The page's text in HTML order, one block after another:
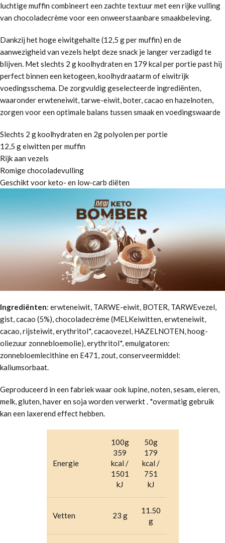
luchtige muffin combineert een zachte textuur met een rijke vulling
van chocoladecrème voor een onweerstaanbare smaakbeleving.
Dankzij het hoge eiwitgehalte (12,5 g per muffin) en de
aanwezigheid van vezels helpt deze snack je langer verzadigd te
blijven. Met slechts 2 g koolhydraten en 179 kcal per portie past hij
perfect binnen een ketogeen, koolhydraatarm of eiwitrijk
voedingsschema. De zorgvuldig geselecteerde ingrediënten,
waaronder erwteneiwit, tarwe-eiwit, boter, cacao en hazelnoten,
zorgen voor een optimale balans tussen smaak en voedingswaarde
Slechts 2 g koolhydraten en 2g polyolen per portie
12,5 g eiwitten per muffin
Rijk aan vezels
Romige chocoladevulling
Geschikt voor keto- en low-carb diëten
Ingrediënten: erwteneiwit, TARWE-eiwit, BOTER, TARWEvezel,
gist, cacao (5%), chocoladecrème (MELKeiwitten, erwteneiwit,
cacao, rijsteiwit, erythritol*, cacaovezel, HAZELNOTEN, hoog-
oliezuur zonnebloemolie), erythritol*, emulgatoren:
zonnebloemlecithine en E471, zout, conserveermiddel:
kaliumsorbaat.
Geproduceerd in een fabriek waar ook lupine, noten, sesam, eieren,
melk, gluten, haver en soja worden verwerkt . *overmatig gebruik
kan een laxerend effect hebben.
Energie
100g
359
kcal /
1501
kJ
50g
179
kcal /
751
kJ
Vetten 23 g
11.50
g